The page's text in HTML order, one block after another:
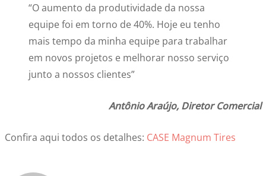
“O aumento da produtividade da nossa
equipe foi em torno de 40%. Hoje eu tenho
mais tempo da minha equipe para trabalhar
em novos projetos e melhorar nosso serviço
junto a nossos clientes”
Antônio Araújo, Diretor Comercial
Confira aqui todos os detalhes: CASE Magnum Tires